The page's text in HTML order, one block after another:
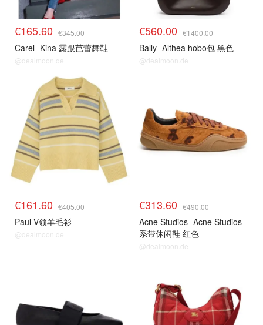
€165.60 €345.00
Carel Kina 露跟芭蕾舞鞋
@dealmoon.de
€560.00 €1400.00
Bally Althea hobo包 黑色
@dealmoon.de
€161.60 €405.00
Paul V领羊毛衫
@dealmoon.de
€313.60 €490.00
Acne Studios Acne Studios
系带休闲鞋 红色
@dealmoon.de